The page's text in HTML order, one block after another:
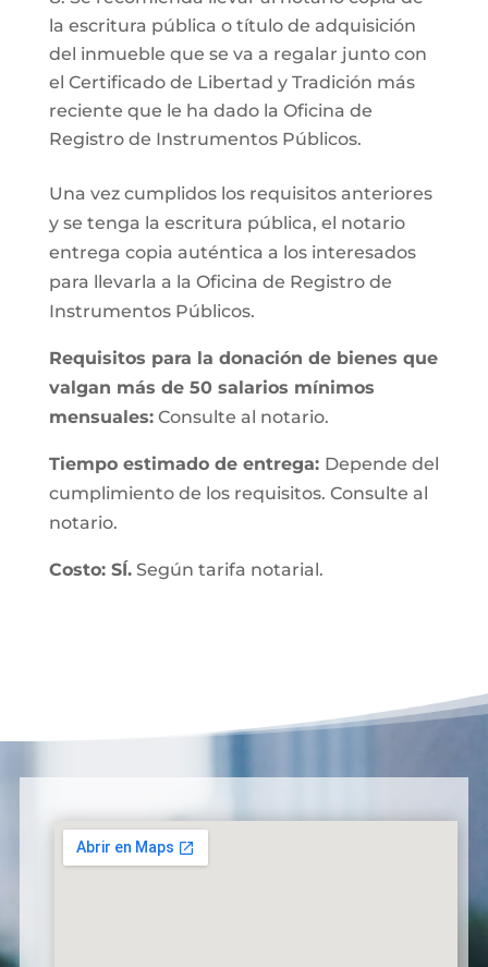
la escritura pública o título de adquisición
del inmueble que se va a regalar junto con
el Certificado de Libertad y Tradición más
reciente que le ha dado la Oficina de
Registro de Instrumentos Públicos.
Una vez cumplidos los requisitos anteriores
y se tenga la escritura pública, el notario
entrega copia auténtica a los interesados
para llevarla a la Oficina de Registro de
Instrumentos Públicos.
Requisitos para la donación de bienes que
valgan más de 50 salarios mínimos
mensuales:Consulte al notario.
Tiempo estimado de entrega: Depende del
cumplimiento de los requisitos. Consulte al
notario.
Costo: SÍ.Según tarifa notarial.